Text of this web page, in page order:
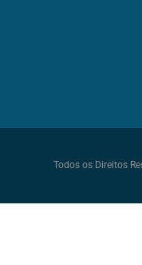
Todos os Direitos